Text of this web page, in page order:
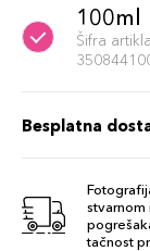
100ml
Šifra artikla
Besplatna
stvarnom
tačnost